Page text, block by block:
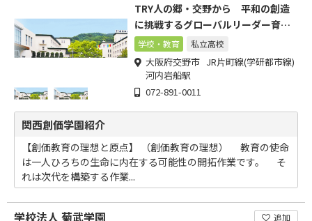
TRY人の郷・交野から 平和の創造
に挑戦するグローバルリーダー育成
プログラム
学校・教育 私立高校
大阪府交野市 JR片町線(学研都市線)
河内岩船駅
072-891-0011
関西創価学園紹介
【創価教育の理想と原点】 （創価教育の理想） 教育の使命
は一人ひろちの生命に内在する可能性の開拓作業です。 そ
れは次代を構築する作業...
学校法人 菊武学園 追加